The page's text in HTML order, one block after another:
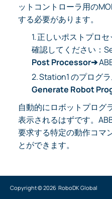
ットコントローラ用の
する必要があります。
1.正しいポストプロ
確認してください：
Post Processor➔
2.Station1 のプログラ
Generate Robot
自動的にロボットプログ
表示されるはずです。
要求する特定の動作コマ
とができます。
Copyright ©2026 RoboDK Global